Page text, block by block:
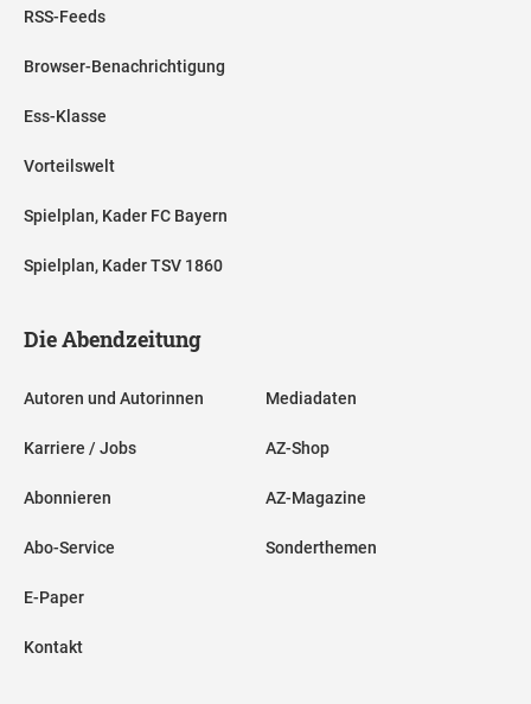
RSS-Feeds
Browser-Benachrichtigung
Ess-Klasse
Vorteilswelt
Spielplan, Kader FC Bayern
Spielplan, Kader TSV 1860
Die Abendzeitung
Autoren und Autorinnen
Karriere / Jobs
Abonnieren
Abo-Service
E-Paper
Kontakt
Mediadaten
AZ-Shop
AZ-Magazine
Sonderthemen